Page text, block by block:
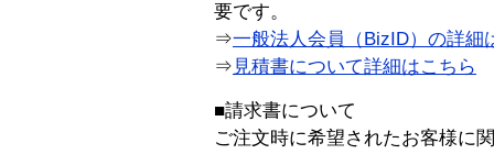
要です。
⇒一般法人会員（BizID）の詳細
⇒ 見積書について詳細はこちら
■請求書について
ご注文時に希望されたお客様に